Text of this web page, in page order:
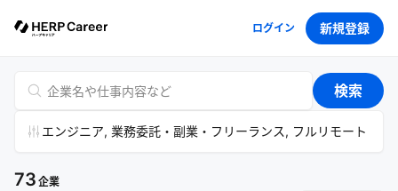
ログイン 新規登録
検索
エンジニア, 業務委託・副業・フリーランス, フルリモート
73 企業